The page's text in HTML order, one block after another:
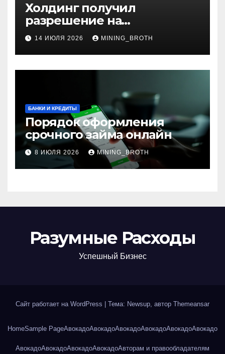
Холдинг получил
разрешение на
приобретение банка в
Турции
14 ИЮЛЯ 2026 MINING_BROTH
БАНКИ И КРЕДИТЫ
Порядок оформления
срочного займа онлайн
8 ИЮЛЯ 2026 MINING_BROTH
Разумные Расходы
Успешный Бизнес
Сайт работает на WordPress Тема: Newsup, автор Themeansar
HomeSample PageАвокадоАвокадоАвокадоАвокадоАвокадоАвокадо
АвокадоАвокадоАвокадоАвокадоАвторам и правообладателям